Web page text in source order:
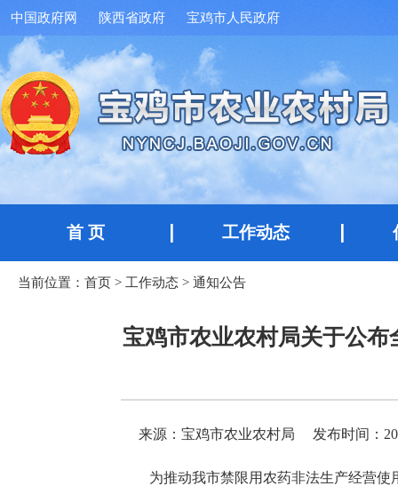
中国政府网 陕西省政府 宝鸡市人民政府
首 页 工作动态
当前位置： 首页 > 工作动态 > 通知公告
宝鸡市农业农村局关于公
来源：宝鸡市农业农村局 发布时间：
为推动我市禁限用农药非法生产经营